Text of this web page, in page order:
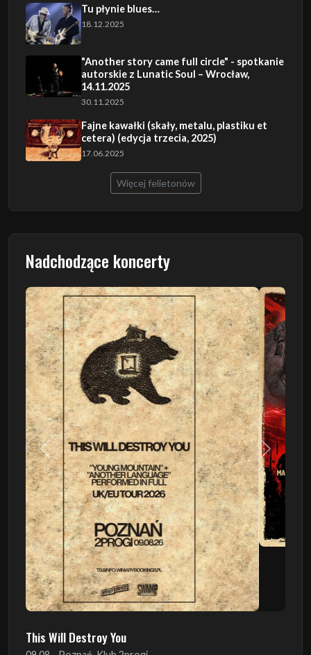
Tu płynie blues…
18.12.2025
"Another story came full circle" - spotkanie
autorskie z Lunatic Soul – Wrocław,
14.11.2025
30.11.2025
Fajne kawałki (skały, metalu, plastiku et
cetera) (edycja trzecia, 2025)
17.06.2025
Więcej felietonów
Nadchodzące koncerty
Poprzedni Następny
This Will Destroy You
09.08 - Poznań, Klub 2progi
Sound Of The Ages Festival
22.08 - Ćmielów, Zamek Ćmielów